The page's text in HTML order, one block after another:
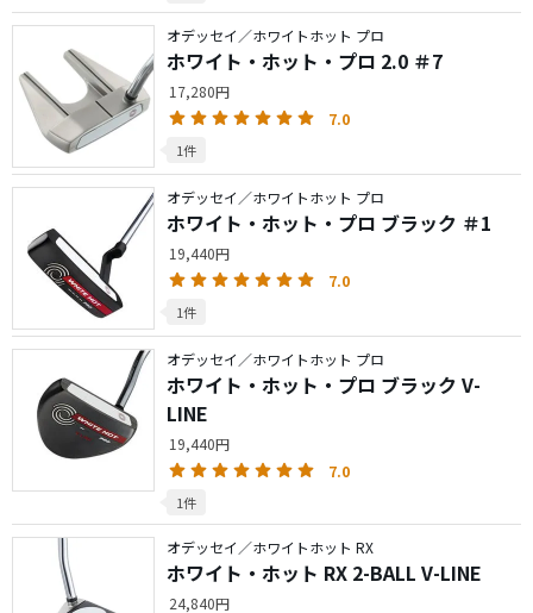
オデッセイ／ホワイトホット プロ
ホワイト・ホット・プロ 2.0 ＃7
17,280円
7.0
1件
オデッセイ／ホワイトホット プロ
ホワイト・ホット・プロ ブラック ＃1
19,440円
7.0
1件
オデッセイ／ホワイトホット プロ
ホワイト・ホット・プロ ブラック V-
LINE
19,440円
7.0
1件
オデッセイ／ホワイトホット RX
ホワイト・ホット RX 2-BALL V-LINE
24,840円